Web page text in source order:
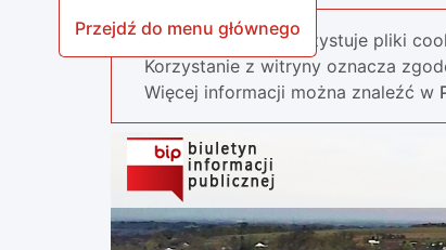
Przejdź do menu głównego
Nasza strona wykorzystuje pliki
Korzystanie z witryny oznacza
Więcej informacji można znaleźć w